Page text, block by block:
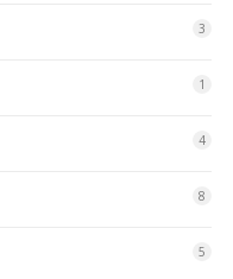
3
1
4
8
5